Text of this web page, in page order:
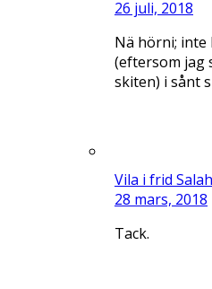
26 juli, 2018
Nä hörni; inte
(eftersom jag
skiten) i sånt
Vila i frid
28 mars, 2018
Tack.